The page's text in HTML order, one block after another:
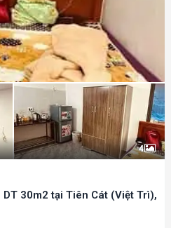
4
30m2 tại Tiên Cát (Việt Trì),